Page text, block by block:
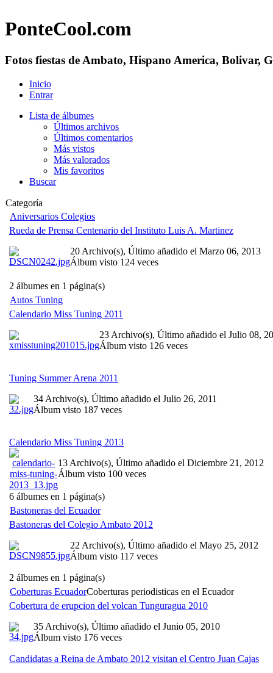
PonteCool.com
Fotos fiestas de Ambato, Hispano America, Bolivar,
Inicio
Entrar
Lista de álbumes
Últimos archivos
Últimos comentarios
Más vistos
Más valorados
Mis favoritos
Buscar
Categoría
Aniversarios Colegios
Rueda de Prensa Centenario del Instituto Luis A. Martinez
20 Archivo(s), Último añadido el Marzo 06, 2013
Álbum visto 124 veces
2 álbumes en 1 página(s)
Autos Tuning
Calendario Miss Tuning 2011
23 Archivo(s), Último añadido el Julio 08,
Álbum visto 126 veces
Tuning Summer Arena 2011
34 Archivo(s), Último añadido el Julio 26, 2011
Álbum visto 187 veces
Calendario Miss Tuning 2013
13 Archivo(s), Último añadido el Diciembre 21, 2012
Álbum visto 100 veces
6 álbumes en 1 página(s)
Bastoneras del Ecuador
Bastoneras del Colegio Ambato 2012
22 Archivo(s), Último añadido el Mayo 25, 2012
Álbum visto 117 veces
2 álbumes en 1 página(s)
Coberturas EcuadorCoberturas periodisticas en el Ecuador
Cobertura de erupcion del volcan Tunguragua 2010
35 Archivo(s), Último añadido el Junio 05, 2010
Álbum visto 176 veces
Candidatas a Reina de Ambato 2012 visitan el Centro Juan Cajas